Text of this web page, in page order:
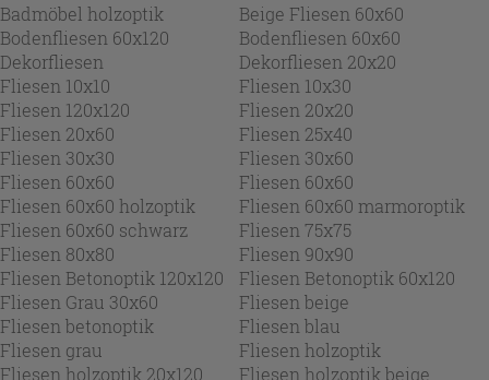
Badmöbel holzoptik
Beige Fliesen 60x60
Bodenfliesen 60x120
Bodenfliesen 60x60
Dekorfliesen
Dekorfliesen 20x20
Fliesen 10x10
Fliesen 10x30
Fliesen 120x120
Fliesen 20x20
Fliesen 20x60
Fliesen 25x40
Fliesen 30x30
Fliesen 30x60
Fliesen 60x60
Fliesen 60x60
Fliesen 60x60 holzoptik
Fliesen 60x60 marmoroptik
Fliesen 60x60 schwarz
Fliesen 75x75
Fliesen 80x80
Fliesen 90x90
Fliesen Betonoptik 120x120
Fliesen Betonoptik 60x120
Fliesen Grau 30x60
Fliesen beige
Fliesen betonoptik
Fliesen blau
Fliesen grau
Fliesen holzoptik
Fliesen holzoptik 20x120
Fliesen holzoptik beige